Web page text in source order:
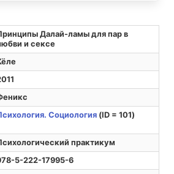
Далай-ламы для пар в
и сексе
Социология(ID = 101)
практикум
5-222-17995-6